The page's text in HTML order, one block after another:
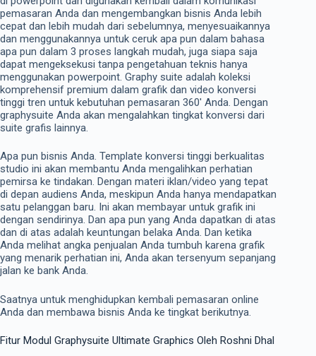
pemasaran Anda dan mengembangkan bisnis Anda lebih
cepat dan lebih mudah dari sebelumnya, menyesuaikannya
dan menggunakannya untuk ceruk apa pun dalam bahasa
apa pun dalam 3 proses langkah mudah, juga siapa saja
dapat mengeksekusi tanpa pengetahuan teknis hanya
menggunakan powerpoint. Graphy suite adalah koleksi
komprehensif premium dalam grafik dan video konversi
tinggi tren untuk kebutuhan pemasaran 360′ Anda. Dengan
graphysuite Anda akan mengalahkan tingkat konversi dari
suite grafis lainnya.
Apa pun bisnis Anda. Template konversi tinggi berkualitas
studio ini akan membantu Anda mengalihkan perhatian
pemirsa ke tindakan. Dengan materi iklan/video yang tepat
di depan audiens Anda, meskipun Anda hanya mendapatkan
satu pelanggan baru. Ini akan membayar untuk grafik ini
dengan sendirinya. Dan apa pun yang Anda dapatkan di atas
dan di atas adalah keuntungan belaka Anda. Dan ketika
Anda melihat angka penjualan Anda tumbuh karena grafik
yang menarik perhatian ini, Anda akan tersenyum sepanjang
jalan ke bank Anda.
Saatnya untuk menghidupkan kembali pemasaran online
Anda dan membawa bisnis Anda ke tingkat berikutnya.
Fitur Modul Graphysuite Ultimate Graphics Oleh Roshni Dhal